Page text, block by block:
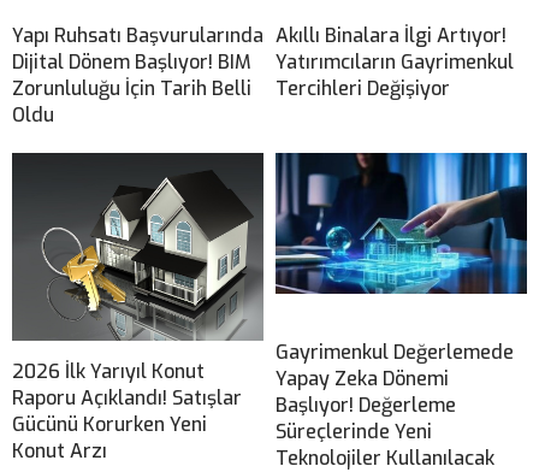
Yapı Ruhsatı Başvurularında
Dijital Dönem Başlıyor! BIM
Zorunluluğu İçin Tarih Belli
Oldu
Akıllı Binalara İlgi Artıyor!
Yatırımcıların Gayrimenkul
Tercihleri Değişiyor
2026 İlk Yarıyıl Konut
Raporu Açıklandı! Satışlar
Gücünü Korurken Yeni
Konut Arzı
Gayrimenkul Değerlemede
Yapay Zeka Dönemi
Başlıyor! Değerleme
Süreçlerinde Yeni
Teknolojiler Kullanılacak